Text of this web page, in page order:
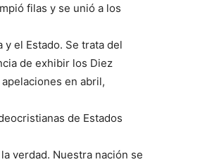
filas y se unió a los
el Estado. Se trata del
de exhibir los Diez
en abril,
de Estados
verdad. Nuestra nación se